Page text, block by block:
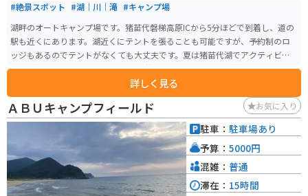
#絶景スポット #湖｜川｜滝 #キャンプ場
湖畔のオートキャンプ場です。猪苗代磐梯高原ICから5分ほどで到着し、道の
駅も近くにあります。湖近くにテントを張ることも可能ですが、予約制のロ
ッジもあるのでテントがなくても大丈夫です。夏は猪苗代湖でアクティビテ
ィ、磐梯山もあるので足を延ばせば登山もできます。夕日が沈んでいく景色
詳しく見る
ＡＢＵキャンプフィールド お気に入り
駐車： 駐車場あり
予算： 5000円
混雑： 普通
滞在： 15時間